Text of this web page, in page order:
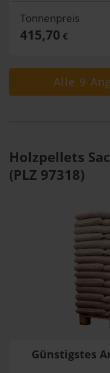
Tonnenpreis
415,70 €
Alle 9
Holzpellets
(PLZ 97318)
Günstigstes